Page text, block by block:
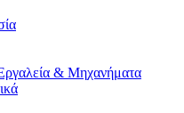
& Μηχανήματα